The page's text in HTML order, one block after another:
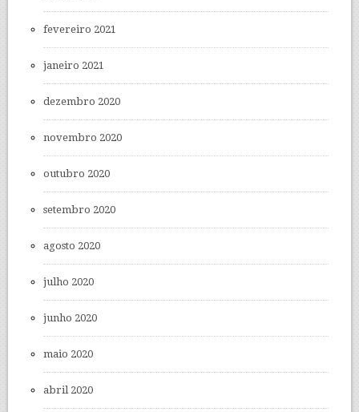
fevereiro 2021
janeiro 2021
dezembro 2020
novembro 2020
outubro 2020
setembro 2020
agosto 2020
julho 2020
junho 2020
maio 2020
abril 2020